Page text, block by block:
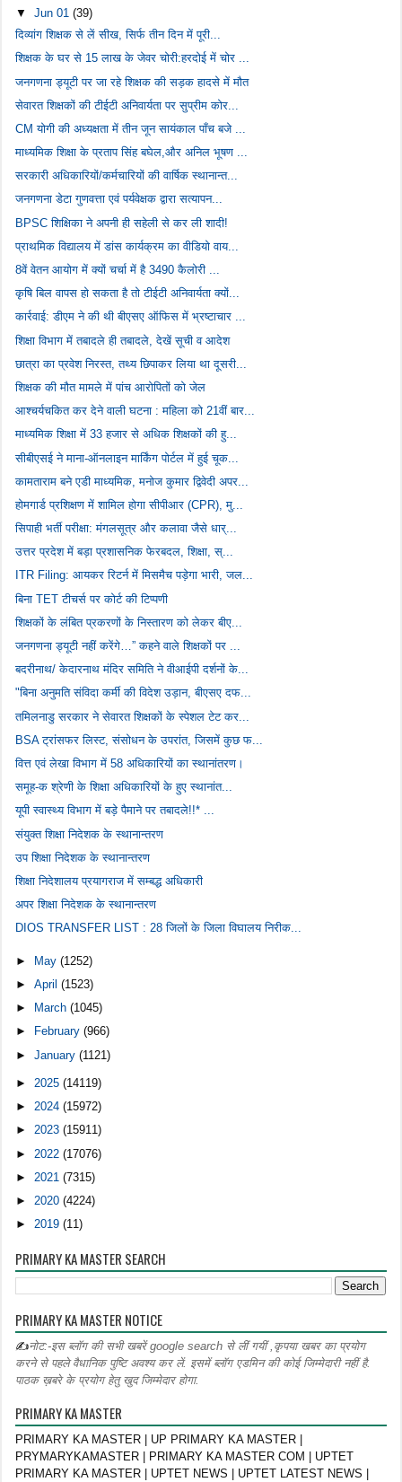
▼Jun 01(39)
दिव्यांग शिक्षक से लें सीख, सिर्फ तीन दिन में पूरी...
शिक्षक के घर से 15 लाख के जेवर चोरी:हरदोई में चोर ...
जनगणना ड्यूटी पर जा रहे शिक्षक की सड़क हादसे में मौत
सेवारत शिक्षकों की टीईटी अनिवार्यता पर सुप्रीम कोर...
CM योगी की अध्यक्षता में तीन जून सायंकाल पाँच बजे ...
माध्यमिक शिक्षा के प्रताप सिंह बघेल,और अनिल भूषण ...
सरकारी अधिकारियों/कर्मचारियों की वार्षिक स्थानान्त...
जनगणना डेटा गुणवत्ता एवं पर्यवेक्षक द्वारा सत्यापन...
BPSC शिक्षिका ने अपनी ही सहेली से कर ली शादी!
प्राथमिक विद्यालय में डांस कार्यक्रम का वीडियो वाय...
8वें वेतन आयोग में क्यों चर्चा में है 3490 कैलोरी ...
कृषि बिल वापस हो सकता है तो टीईटी अनिवार्यता क्यों...
कार्रवाई: डीएम ने की थी बीएसए ऑफिस में भ्रष्टाचार ...
शिक्षा विभाग में तबादले ही तबादले, देखें सूची व आदेश
छात्रा का प्रवेश निरस्त, तथ्य छिपाकर लिया था दूसरी...
शिक्षक की मौत मामले में पांच आरोपितों को जेल
आश्चर्यचकित कर देने वाली घटना : महिला को 21वीं बार...
माध्यमिक शिक्षा में 33 हजार से अधिक शिक्षकों की हु...
सीबीएसई ने माना-ऑनलाइन मार्किंग पोर्टल में हुई चूक...
कामताराम बने एडी माध्यमिक, मनोज कुमार द्विवेदी अपर...
होमगार्ड प्रशिक्षण में शामिल होगा सीपीआर (CPR), मु...
सिपाही भर्ती परीक्षा: मंगलसूत्र और कलावा जैसे धार्...
उत्तर प्रदेश में बड़ा प्रशासनिक फेरबदल, शिक्षा, स्...
ITR Filing: आयकर रिटर्न में मिसमैच पड़ेगा भारी, जल...
बिना TET टीचर्स पर कोर्ट की टिप्पणी
शिक्षकों के लंबित प्रकरणों के निस्तारण को लेकर बीए...
जनगणना ड्यूटी नहीं करेंगे…” कहने वाले शिक्षकों पर ...
बदरीनाथ/ केदारनाथ मंदिर समिति ने वीआईपी दर्शनों के...
"बिना अनुमति संविदा कर्मी की विदेश उड़ान, बीएसए दफ...
तमिलनाडु सरकार ने सेवारत शिक्षकों के स्पेशल टेट कर...
BSA ट्रांसफर लिस्ट, संसोधन के उपरांत, जिसमें कुछ फ...
वित्त एवं लेखा विभाग में 58 अधिकारियों का स्थानांतरण।
समूह-क श्रेणी के शिक्षा अधिकारियों के हुए स्थानांत...
यूपी स्वास्थ्य विभाग में बड़े पैमाने पर तबादले!!* ...
संयुक्‍त शिक्षा निदेशक के स्‍थानान्‍तरण
उप शिक्षा निदेशक के स्‍थानान्‍तरण
शिक्षा निदेशालय प्रयागराज में सम्‍बद्ध अधिकारी
अपर शिक्षा निदेशक के स्‍थानान्‍तरण
DIOS TRANSFER LIST : 28 जिलों के जिला विघालय निरीक...
► May(1252)
►April(1523)
►
March(1045)
►
February(966)
►January(1121)
► 2025(14119)
►2024(15972)
►2023(15911)
► 2022(17076)
► 2021(7315)
► 2020(4224)
►2019(11)
PRIMARY KA MASTER SEARCH
PRIMARY KA MASTER NOTICE
✍नोट:-इस ब्लॉग की सभी खबरें google search से लीं गयीं ,कृपया खबर का प्रयोग
करने से पहले वैधानिक पुष्टि अवश्य कर लें. इसमें ब्लॉग एडमिन की कोई जिम्मेदारी नहीं है.
पाठक ख़बरे के प्रयोग हेतु खुद जिम्मेदार होगा.
PRIMARY KA MASTER
PRIMARY KA MASTER | UP PRIMARY KA MASTER |
PRYMARYKAMASTER | PRIMARY KA MASTER COM | UPTET
PRIMARY KA MASTER | UPTET NEWS | UPTET LATEST NEWS |